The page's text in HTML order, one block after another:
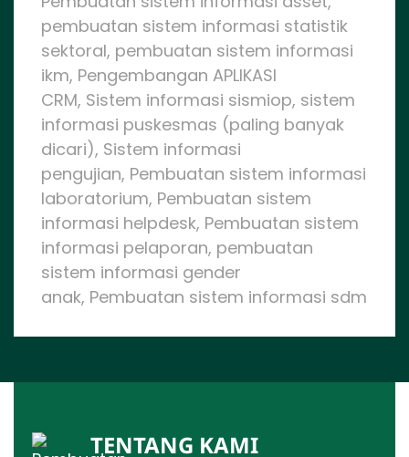
pembuatan sistem informasi statistik
sektoral, pembuatan sistem informasi
ikm, Pengembangan APLIKASI
CRM, Sistem informasi sismiop, sistem
informasi puskesmas (paling banyak
dicari), Sistem informasi
pengujian, Pembuatan sistem informasi
laboratorium, Pembuatan sistem
informasi helpdesk, Pembuatan sistem
informasi pelaporan, pembuatan
sistem informasi gender
anak, Pembuatan sistem informasi sdm
TENTANG KAMI